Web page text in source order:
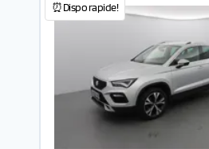
⏰Dispo rapide!